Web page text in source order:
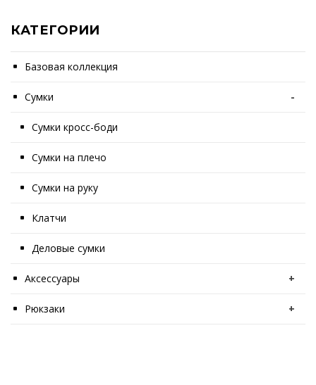
КАТЕГОРИИ
Базовая коллекция
Сумки -
Сумки кросс-боди
Сумки на плечо
Сумки на руку
Клатчи
Деловые сумки
Аксессуары +
Рюкзаки +